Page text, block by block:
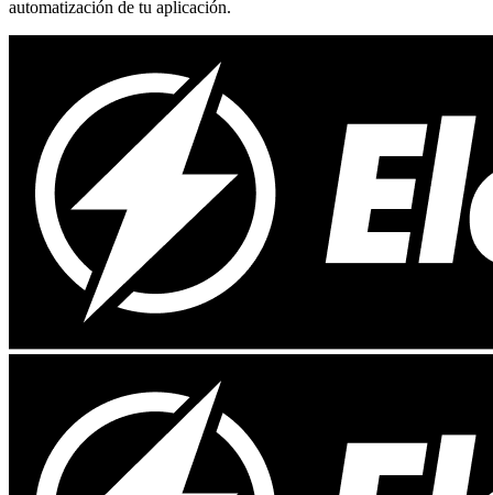
automatización de tu aplicación.